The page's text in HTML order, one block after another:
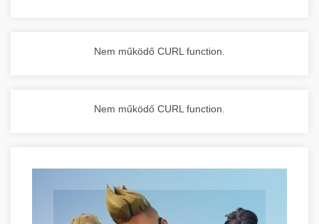
Nem működő CURL function.
Nem működő CURL function.